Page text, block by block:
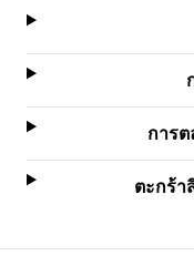
การ
ตะกร้า